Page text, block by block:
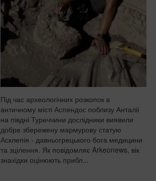
Під час археологічних розкопок в
античному місті Аспендос поблизу Анталії
на півдні Туреччини дослідники виявили
добре збережену мармурову статую
Асклепія - давньогрецького бога медицини
та зцілення. Як повідомляє Arkeonews, вік
знахідки оцінюють прибл...